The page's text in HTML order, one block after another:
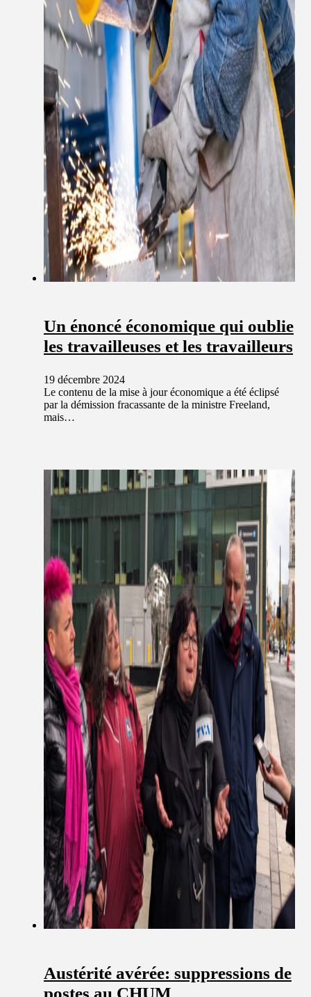
Un énoncé économique qui oublie
les travailleuses et les travailleurs
19 décembre 2024
Le contenu de la mise à jour économique a été éclipsé
par la démission fracassante de la ministre Freeland,
mais…
Austérité avérée: suppressions de
postes au CHUM